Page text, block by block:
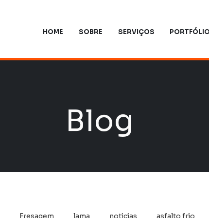
HOME SOBRE SERVIÇOS
Blog
Fresagem lama noticias asfalto frio